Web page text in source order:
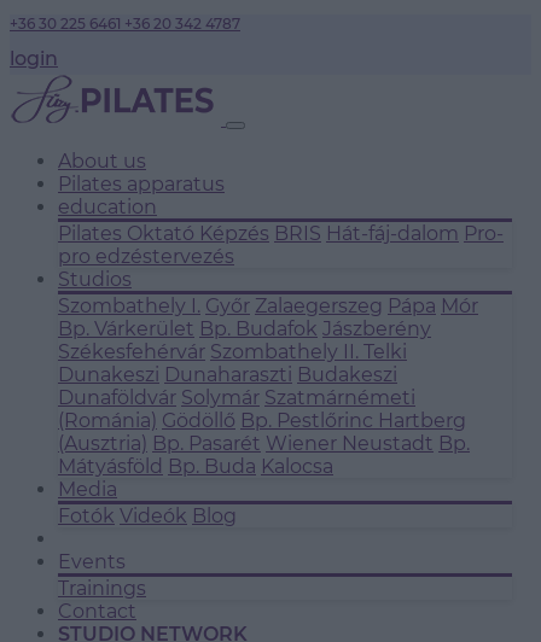
+36 30 225 6461 +36 20 342 4787
login
About us
Pilates apparatus
education
Pilates Oktató Képzés BRIS Hát-fáj-dalom Pro-
pro edzéstervezés
Studios
Szombathely I. Győr Zalaegerszeg Pápa Mór
Bp. Várkerület Bp. Budafok Jászberény
Székesfehérvár Szombathely II. Telki
Dunakeszi Dunaharaszti Budakeszi
Dunaföldvár Solymár Szatmárnémeti
(Románia) Gödöllő Bp. Pestlőrinc Hartberg
(Ausztria) Bp. Pasarét Wiener Neustadt Bp.
Mátyásföld Bp. Buda Kalocsa
Media
Fotók Videók Blog
Events
Trainings
Contact
STUDIO NETWORK